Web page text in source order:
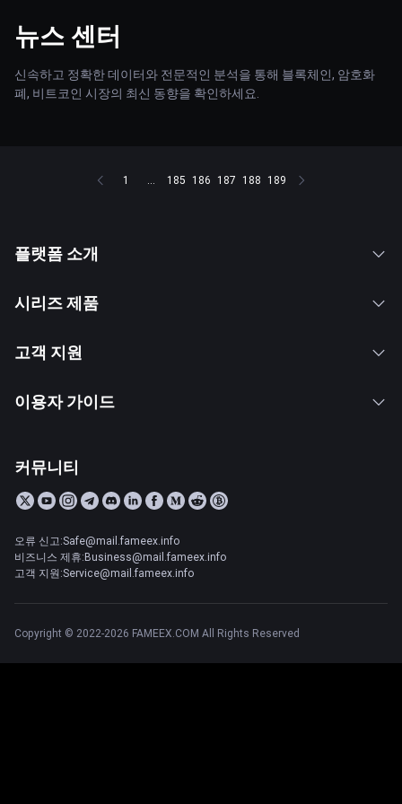
뉴스 센터
신속하고 정확한 데이터와 전문적인 분석을 통해 블록체인, 암호화
폐, 비트코인 시장의 최신 동향을 확인하세요.
1 ... 185 186 187 188 189
플랫폼 소개
시리즈 제품
고객 지원
이용자 가이드
커뮤니티
오류 신고:Safe@mail.fameex.info
비즈니스 제휴:Business@mail.fameex.info
고객 지원:Service@mail.fameex.info
Copyright © 2022-2026 FAMEEX.COM All Rights Reserved